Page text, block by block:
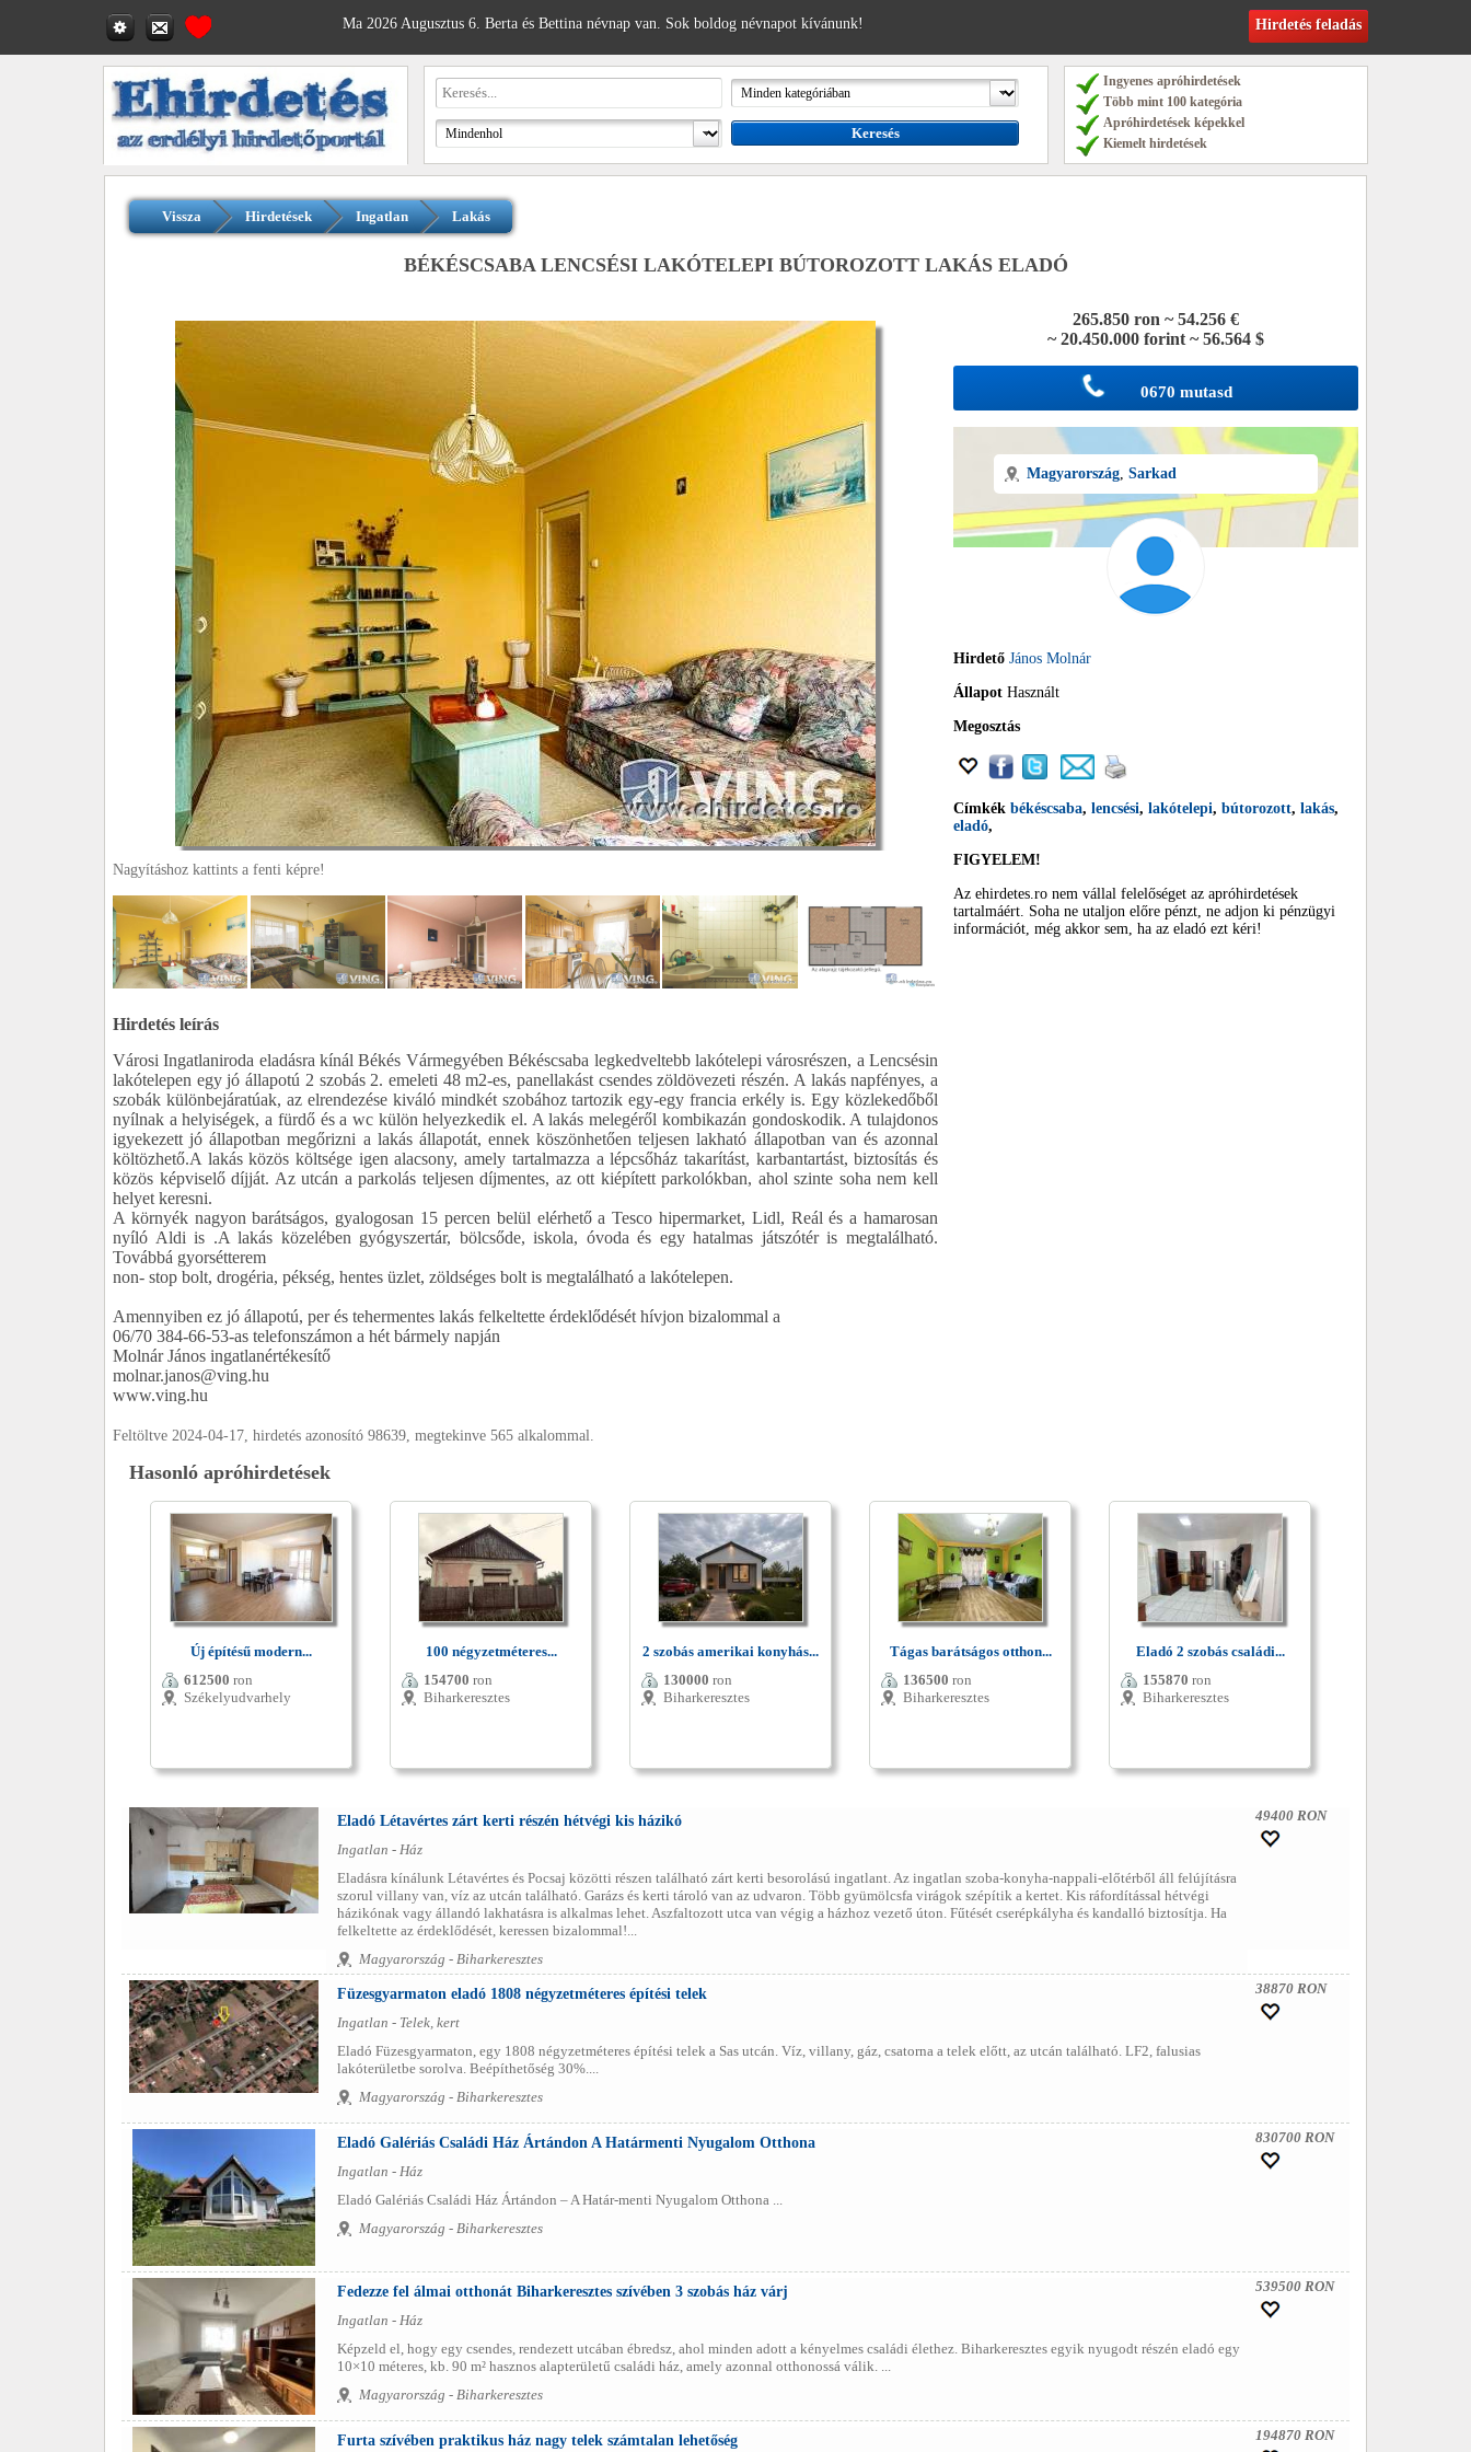
Ma 2026 Augusztus 6. Berta és Bettina névnap van. Sok boldog névnapot kívánunk! Hirdetés feladás
Ingyenes apróhirdetések
Több mint 100 kategória
Apróhirdetések képekkel
Kiemelt hirdetések
Vissza Hirdetések Ingatlan Lakás
BÉKÉSCSABA LENCSÉSI LAKÓTELEPI BÚTOROZOTT LAKÁS ELADÓ
Nagyításhoz kattints a fenti képre!
Hirdetés leírás
Városi Ingatlaniroda eladásra kínál Békés Vármegyében Békéscsaba legkedveltebb lakótelepi városrészen, a Lencsésin
lakótelepen egy jó állapotú 2 szobás 2. emeleti 48 m2-es, panellakást csendes zöldövezeti részén. A lakás napfényes, a
szobák különbejáratúak, az elrendezése kiváló mindkét szobához tartozik egy-egy francia erkély is. Egy közlekedőből
nyílnak a helyiségek, a fürdő és a wc külön helyezkedik el. A lakás melegéről kombikazán gondoskodik. A tulajdonos
igyekezett jó állapotban megőrizni a lakás állapotát, ennek köszönhetően teljesen lakható állapotban van és azonnal
költözhető.A lakás közös költsége igen alacsony, amely tartalmazza a lépcsőház takarítást, karbantartást, biztosítás és
közös képviselő díjját. Az utcán a parkolás teljesen díjmentes, az ott kiépített parkolókban, ahol szinte soha nem kell
helyet keresni.
A környék nagyon barátságos, gyalogosan 15 percen belül elérhető a Tesco hipermarket, Lidl, Reál és a hamarosan
nyíló Aldi is .A lakás közelében gyógyszertár, bölcsőde, iskola, óvoda és egy hatalmas játszótér is megtalálható.
Továbbá gyorsétterem
non- stop bolt, drogéria, pékség, hentes üzlet, zöldséges bolt is megtalálható a lakótelepen.
Amennyiben ez jó állapotú, per és tehermentes lakás felkeltette érdeklődését hívjon bizalommal a
06/70 384-66-53-as telefonszámon a hét bármely napján
Molnár János ingatlanértékesítő
molnar.janos@ving.hu
www.ving.hu
Feltöltve 2024-04-17, hirdetés azonosító 98639, megtekinve 565 alkalommal.
265.850 ron ~ 54.256 €
~ 20.450.000 forint ~ 56.564 $
0670 mutasd
Magyarország, Sarkad
Hirdető János Molnár
Állapot Használt
Megosztás
Címkék békéscsaba, lencsési, lakótelepi, bútorozott, lakás,
eladó,
FIGYELEM!
Az ehirdetes.ro nem vállal felelőséget az apróhirdetések
tartalmáért. Soha ne utaljon előre pénzt, ne adjon ki pénzügyi
információt, még akkor sem, ha az eladó ezt kéri!
Hasonló apróhirdetések
Új építésű modern...
612500 ron
Székelyudvarhely
100 négyzetméteres...
154700 ron
Biharkeresztes
2 szobás amerikai konyhás...
130000 ron
Biharkeresztes
Tágas barátságos otthon...
136500 ron
Biharkeresztes
Eladó 2 szobás családi...
155870 ron
Biharkeresztes
Eladó Létavértes zárt kerti részén hétvégi kis házikó
Ingatlan - Ház
Eladásra kínálunk Létavértes és Pocsaj közötti részen található zárt kerti besorolású ingatlant. Az ingatlan szoba-konyha-nappali-előtérből áll felújításra
szorul villany van, víz az utcán található. Garázs és kerti tároló van az udvaron. Több gyümölcsfa virágok szépítik a kertet. Kis ráfordítással hétvégi
házikónak vagy állandó lakhatásra is alkalmas lehet. Aszfaltozott utca van végig a házhoz vezető úton. Fűtését cserépkályha és kandalló biztosítja. Ha
felkeltette az érdeklődését, keressen bizalommal!...
Magyarország - Biharkeresztes
49400 RON
Füzesgyarmaton eladó 1808 négyzetméteres építési telek
Ingatlan - Telek, kert
Eladó Füzesgyarmaton, egy 1808 négyzetméteres építési telek a Sas utcán. Víz, villany, gáz, csatorna a telek előtt, az utcán található. LF2, falusias
lakóterületbe sorolva. Beépíthetőség 30%....
Magyarország - Biharkeresztes
38870 RON
Eladó Galériás Családi Ház Ártándon A Határmenti Nyugalom Otthona
Ingatlan - Ház
Eladó Galériás Családi Ház Ártándon – A Határ-menti Nyugalom Otthona ...
Magyarország - Biharkeresztes
830700 RON
Fedezze fel álmai otthonát Biharkeresztes szívében 3 szobás ház várj
Ingatlan - Ház
Képzeld el, hogy egy csendes, rendezett utcában ébredsz, ahol minden adott a kényelmes családi élethez. Biharkeresztes egyik nyugodt részén eladó egy
10×10 méteres, kb. 90 m² hasznos alapterületű családi ház, amely azonnal otthonossá válik. ...
Magyarország - Biharkeresztes
539500 RON
Furta szívében praktikus ház nagy telek számtalan lehetőség 194870 RON